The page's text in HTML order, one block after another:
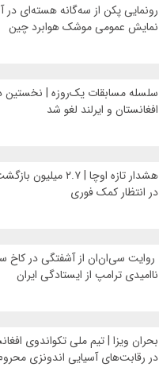
رونمایی پکن از سه‌گانه هسته‌ای در
نمایش عمومی موشک هوابرد چین
سلسله مسابقات یک‌روزه | نخستین
افغانستان و ایرلند لغو شد
هشدار تازه اوچا | ۲.۷
در انتظار کمک فوری
روایت سی‌ان‌ان از آشفتگی در
ناامیدی ترامپ از ایستادگی ایران
بحران ویزا | تیم ملی تکواندوی
در رقابت‌های آسیایی اندونزی